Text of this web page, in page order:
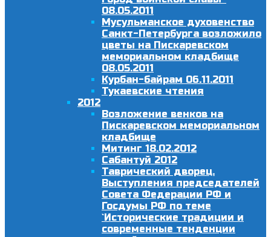
08.05.2011
Мусульманское духовенство
Санкт-Петербурга возложило
цветы на Пискаревском
мемориальном кладбище
08.05.2011
Курбан-байрам 06.11.2011
Тукаевские чтения
2012
Возложение венков на
Пискаревском мемориальном
кладбище
Митинг 18.02.2012
Сабантуй 2012
Таврический дворец.
Выступления председателей
Совета Федерации РФ и
Госдумы РФ по теме
`Исторические традиции и
современные тенденции